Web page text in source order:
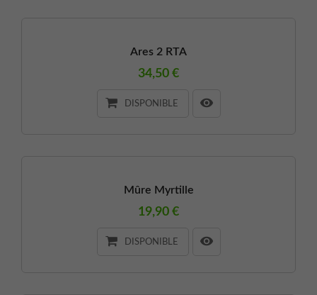
Ares 2 RTA
34,50 €
DISPONIBLE
Mûre Myrtille
19,90 €
DISPONIBLE